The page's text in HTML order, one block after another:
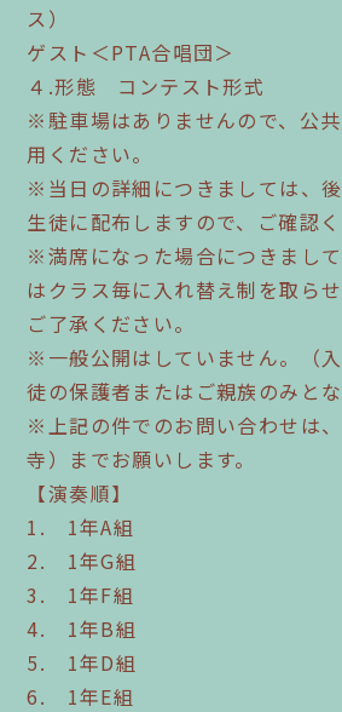
ス）
ゲスト＜PTA合唱団＞
４.形態 コンテスト形式
※駐車場はありませんので、公
用ください。
※当日の詳細につきましては、
生徒に配布しますので、ご確認く
※満席になった場合につきまし
はクラス毎に入れ替え制を取ら
ご了承ください。
※一般公開はしていません。（
徒の保護者またはご親族のみとな
※上記の件でのお問い合わせは
寺）までお願いします。
【演奏順】
1. 1年A組
2. 1年G組
3. 1年F組
4. 1年B組
5. 1年D組
6. 1年E組